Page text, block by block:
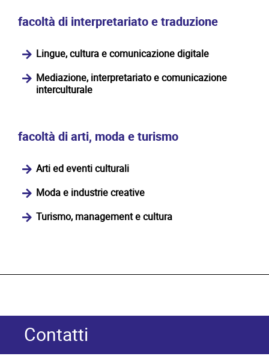
facoltà di interpretariato e traduzione
Lingue, cultura e comunicazione digitale
Mediazione, interpretariato e comunicazione
interculturale
facoltà di arti, moda e turismo
Arti ed eventi culturali
Moda e industrie creative
Turismo, management e cultura
Contatti